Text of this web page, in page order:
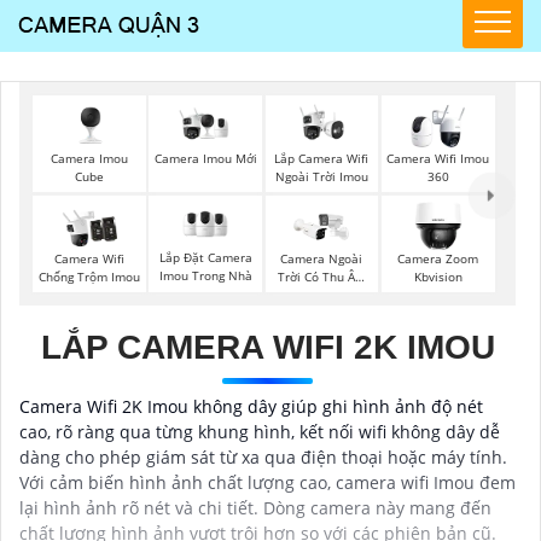
Camera Imou
Cube
Camera Imou Mới
Lắp Camera Wifi
Ngoài Trời Imou
Camera Wifi Imou
360
Camera Wifi
Chống Trộm Imou
Lắp Đặt Camera
Imou Trong Nhà
Camera Ngoài
Trời Có Thu Âm
Camera Zoom
Kbvision
LẮP CAMERA WIFI 2K IMOU
Camera Wifi 2K Imou không dây giúp ghi hình ảnh độ nét
cao, rõ ràng qua từng khung hình, kết nối wifi không dây dễ
dàng cho phép giám sát từ xa qua điện thoại hoặc máy tính.
Với cảm biến hình ảnh chất lượng cao, camera wifi Imou đem
lại hình ảnh rõ nét và chi tiết. Dòng camera này mang đến
chất lượng hình ảnh vượt trội hơn so với các phiên bản cũ.